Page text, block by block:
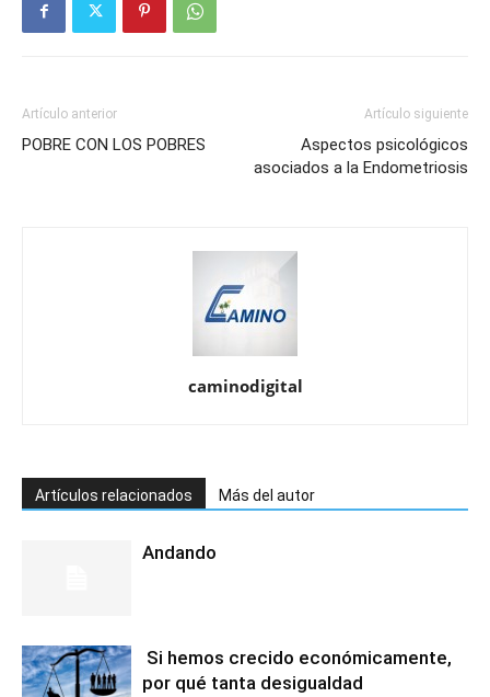
Artículo anterior
POBRE CON LOS POBRES
Artículo siguiente
Aspectos psicológicos
asociados a la Endometriosis
caminodigital
Artículos relacionados Más del autor
Andando
Si hemos crecido económicamente,
por qué tanta desigualdad